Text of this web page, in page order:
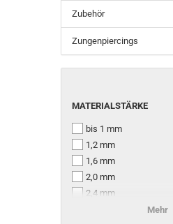
Zubehör
Zungenpiercings
MATERIALSTÄRKE
MATERIALSTÄRKE
bis 1 mm
1,2 mm
1,6 mm
2,0 mm
2,4 mm
Mehr